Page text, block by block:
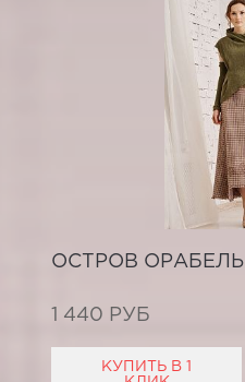
ОСТРОВ ОРАБЕЛЬ
1 440 РУБ
КУПИТЬ В 1